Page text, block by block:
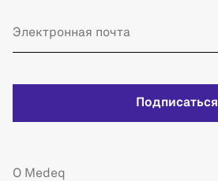
Подписаться
О Medeq